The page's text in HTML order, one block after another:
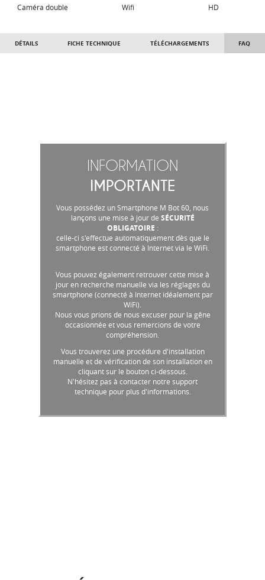
Caméra double Wifi HD
DÉTAILS FICHE TECHNIQUE TÉLÉCHARGEMENTS FAQ
INFORMATION
IMPORTANTE
Vous possédez un Smartphone M Bot 60, nous
lançons une mise à jour de SÉCURITÉ
OBLIGATOIRE :
celle-ci s'effectue automatiquement dès que le
smartphone est connecté à Internet via le WiFi.
Vous pouvez également retrouver cette mise à
jour en recherche manuelle via les réglages du
smartphone (connecté à Internet idéalement par
WiFi).
Nous vous prions de nous excuser pour la gêne
occasionnée et vous remercions de votre
compréhension.
Vous trouverez une procédure d'installation
manuelle et de vérification de son installation en
cliquant sur le bouton ci-dessous.
N'hésitez pas à contacter notre support
technique pour plus d'informations.